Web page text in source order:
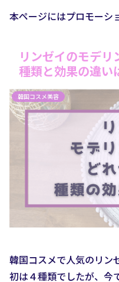
本ページにはプロモーシ
リンゼイのモデリ
種類と効果の違い
韓国コスメ美容
韓国コスメで人気のリン
初は４種類でしたが、今